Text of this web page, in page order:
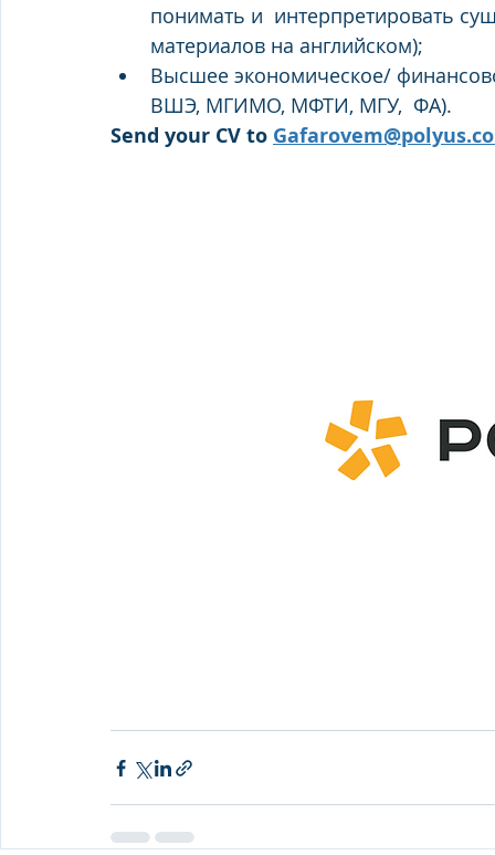
понимать и  интерпретировать
материалов на английском);
Высшее экономическое/
ВШЭ, МГИМО, МФТИ, МГУ,  ФА).
Send your CV to